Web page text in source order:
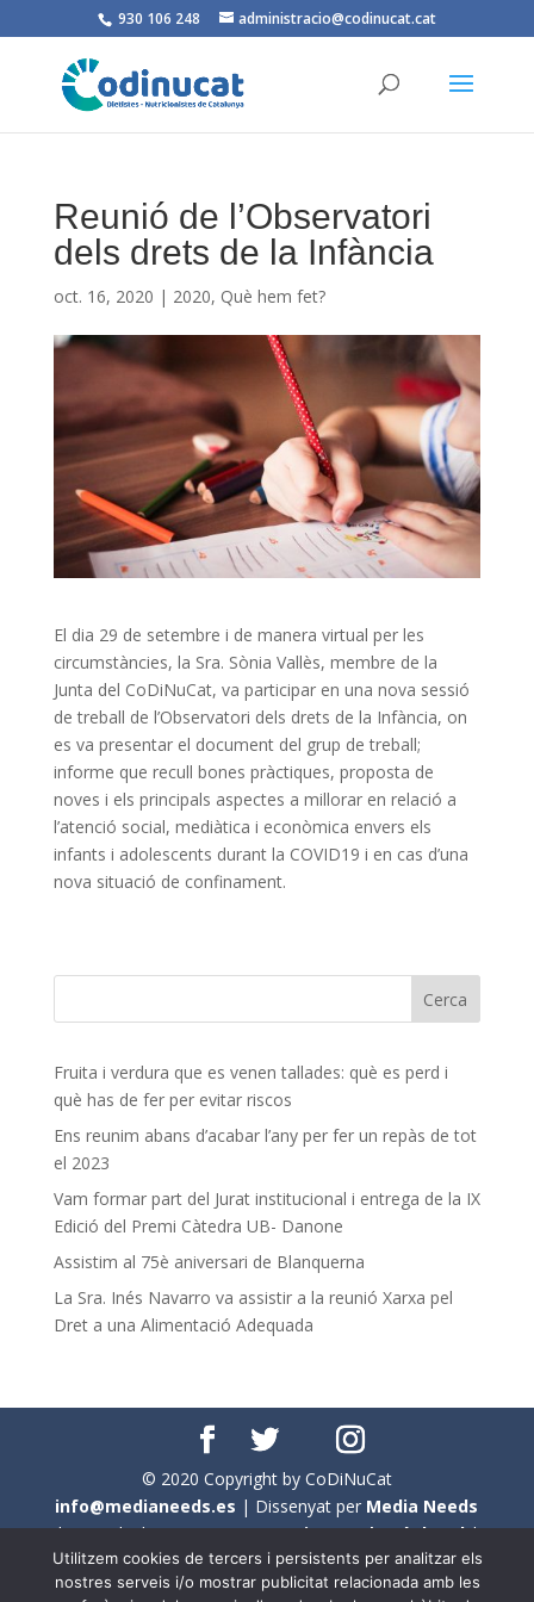
930 106 248 administracio@codinucat.cat
Reunió de l’Observatori
dels drets de la Infància
oct. 16, 2020 | 2020, Què hem fet?
El dia 29 de setembre i de manera virtual per les
circumstàncies, la Sra. Sònia Vallès, membre de la
Junta del CoDiNuCat, va participar en una nova sessió
de treball de l’Observatori dels drets de la Infància, on
es va presentar el document del grup de treball;
informe que recull bones pràctiques, proposta de
noves i els principals aspectes a millorar en relació a
l’atenció social, mediàtica i econòmica envers els
infants i adolescents durant la COVID19 i en cas d’una
nova situació de confinament.
Fruita i verdura que es venen tallades: què es perd i
què has de fer per evitar riscos
Ens reunim abans d’acabar l’any per fer un repàs de tot
el 2023
Vam formar part del Jurat institucional i entrega de la IX
Edició del Premi Càtedra UB- Danone
Assistim al 75è aniversari de Blanquerna
La Sra. Inés Navarro va assistir a la reunió Xarxa pel
Dret a una Alimentació Adequada
© 2020 Copyright by CoDiNuCat
info@medianeeds.es | Dissenyat per Media Needs
| Tots els drets reservats aCoDiNuCat |Avís legal|
Avís per cookies
Utilitzem cookies de tercers i persistents per analitzar els
nostres serveis i/o mostrar publicitat relacionada amb les